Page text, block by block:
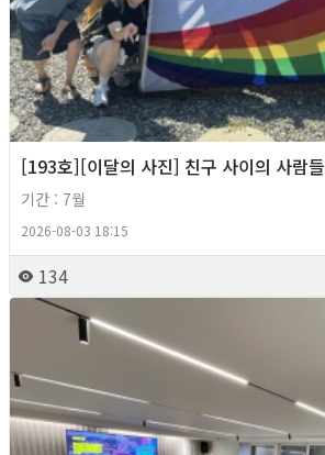
[193호][이달의 사진] 친구 사이의 사람들
기간 : 7월
2026-08-03 18:15
134